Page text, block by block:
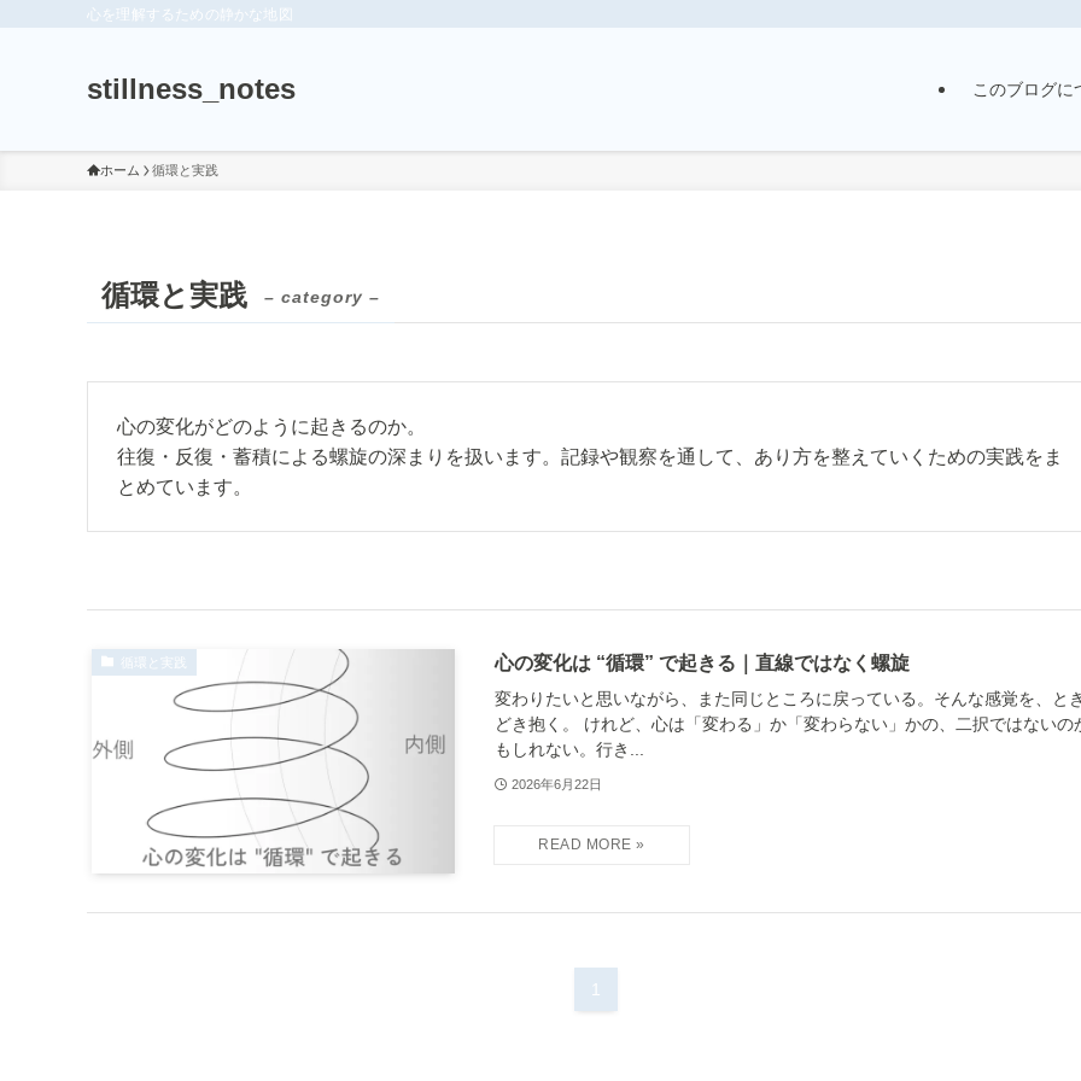
心を理解するための静かな地図
stillness_notes このブログに
ホーム 循環と実践
循環と実践 – category –
心の変化がどのように起きるのか。
往復・反復・蓄積による螺旋の深まりを扱います。記録や観察を通して、あり方を整えていくための実践をま
とめています。
循環と実践 心の変化は “循環” で起きる｜直線ではなく螺旋
変わりたいと思いながら、また同じところに戻っている。そんな感覚を、と
どき抱く。 けれど、心は「変わる」か「変わらない」かの、二択ではないの
もしれない。行き...
2026年6月22日
1